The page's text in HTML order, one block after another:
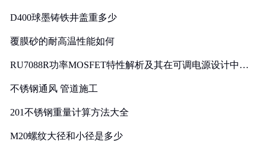
D400球墨铸铁井盖重多少
覆膜砂的耐高温性能如何
RU7088R功率MOSFET特性解析及其在可调电源设计中的
不锈钢通风 管道施工
201不锈钢重量计算方法大全
M20螺纹大径和小径是多少